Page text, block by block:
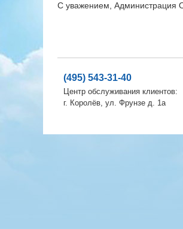
С уважением, Администрация
(495) 543-31-40
Центр обслуживания клиентов:
г. Королёв, ул. Фрунзе д. 1а